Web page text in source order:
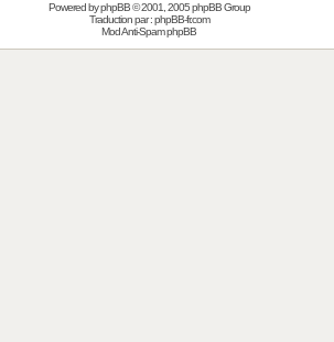
Powered byphpBB© 2001, 2005 phpBB Group
Traduction par :phpBB-fr.com
Mod Anti-Spam phpBB